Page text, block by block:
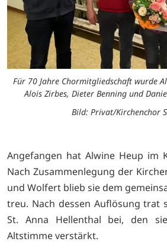
Für 70 Jahre Chormitgliedschaft wurde
Alois Zirbes, Dieter Benning und
Bild: Privat/Kirchenchor
Angefangen hat Alwine Heup im
Nach Zusammenlegung der
und Wolfert blieb sie dem
treu. Nach dessen Auflösung trat
St. Anna Hellenthal bei, den
Altstimme verstärkt.